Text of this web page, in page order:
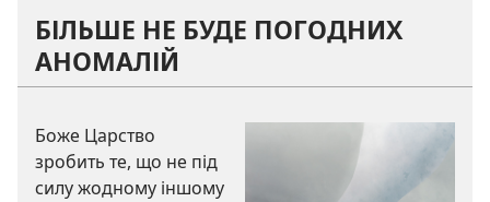
БІЛЬШЕ НЕ БУДЕ ПОГОДНИХ
АНОМАЛІЙ
Боже Царство
зробить те, що не під
силу жодному іншому